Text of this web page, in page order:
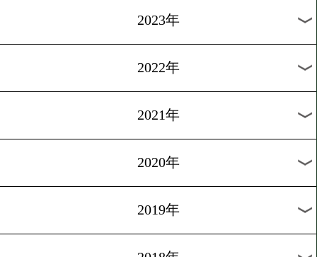
[引退インタビュー
鈴木「全て楽しかった」
1
過去のニュース